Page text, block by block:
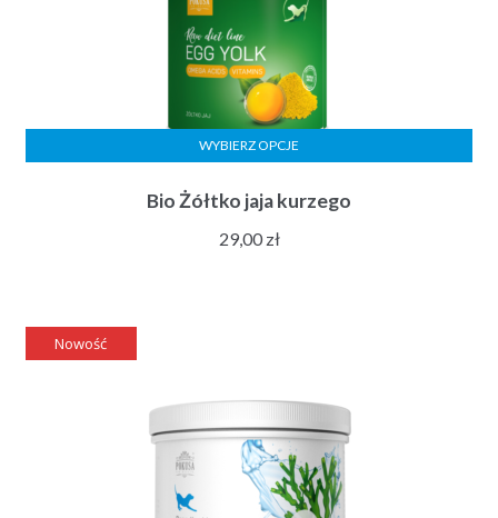
Bio Żółtko jaja kurzego
29,00 zł
WYBIERZ OPCJE
Nowość